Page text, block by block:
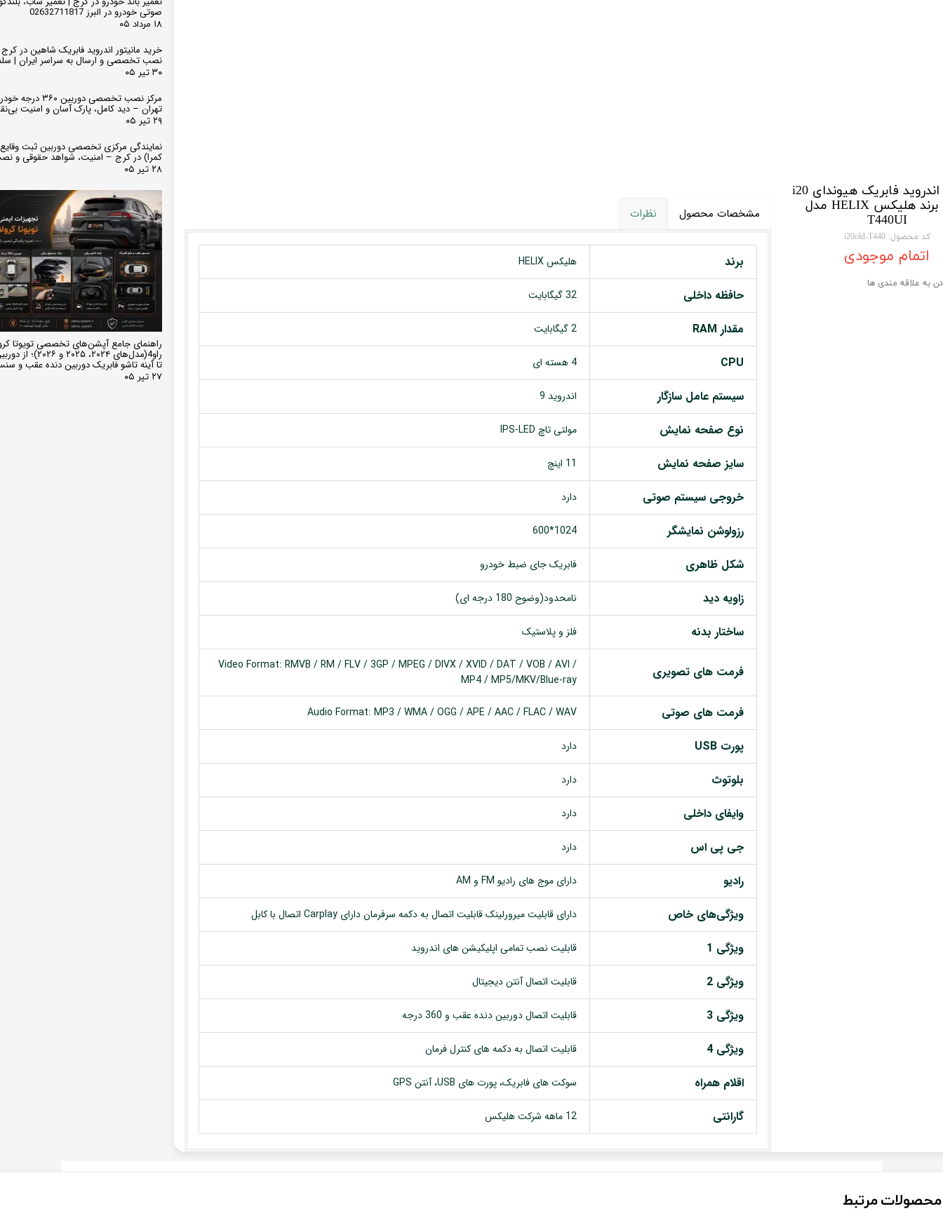
بی ام و BMW آمپلی فایر خودرو
مانیتور اندروید فابریک هیوندای i20
قدیم برند هلیکس HELIX مدل
T440UI
کد محصول: i20old-T440
اتمام موجودی
به علاقه مندی ها
مشخصات محصول نظرات
برند هلیکس HELIX
حافظه داخلی 32 گیگابایت
مقدار RAM 2 گیگابایت
CPU 4 هسته ای
سیستم عامل سازگار اندروید 9
نوع صفحه نمایش مولتی تاچ IPS-LED
سایز صفحه نمایش 11 اینچ
خروجی سیستم صوتی دارد
رزولوشن نمایشگر 1024*600
شکل ظاهری فابریک جای ضبط خودرو
زاویه دید نامحدود(وضوح 180 درجه ای)
ساختار بدنه فلز و پلاستیک
فرمت های تصویری
Video Format: RMVB / RM / FLV / 3GP / MPEG / DIVX / XVID / DAT / VOB / AVI /
MP4 / MP5/MKV/Blue-ray
فرمت های صوتی Audio Format: MP3 / WMA / OGG / APE / AAC / FLAC / WAV
پورت USB دارد
بلوتوث دارد
وایفای داخلی دارد
جی پی اس دارد
رادیو دارای موج های رادیو FM و AM
ویژگی‌های خاص دارای قابلیت میرورلینک قابلیت اتصال به دکمه سرفرمان دارای Carplay اتصال با کابل
ویژگی 1 قابلیت نصب تمامی اپلیکیشن های اندروید
ویژگی 2 قابلیت اتصال آنتن دیجیتال
ویژگی 3 قابلیت اتصال دوربین دنده عقب و 360 درجه
ویژگی 4 قابلیت اتصال به دکمه های کنترل فرمان
اقلام همراه سوکت های فابریک، پورت های USB، آنتن GPS
گارانتی 12 ماهه شرکت هلیکس
صوتی خودرو در البرز 02632711817
۱۸ مرداد ۰۵
خرید مانیتور اندروید فابریک شاهین در
نصب تخصصی و ارسال به سراسر ایران |
۳۰ تیر ۰۵
مرکز نصب تخصصی
تهران – دید کامل، پارک آسان و امنیت
۲۹ تیر ۰۵
نمایندگی مرکزی تخصصی دوربین ثبت
کمرا) در کرج – امنیت، شواهد حقوقی و
۲۸ تیر ۰۵
راهنمای جامع آپشن‌های تخصصی تویوتا
تا آینه تاشو فابریک دوربین دنده عقب و
۲۷ تیر ۰۵
محصولات مرتبط